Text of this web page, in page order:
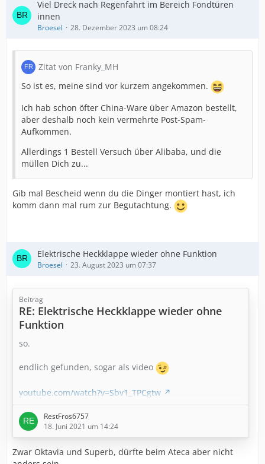
Viel Dreck nach Regenfahrt im Bereich Fondtüren
innen
Broesel 28. Dezember 2023 um 08:24
Zitat von Franky_MH
So ist es, meine sind vor kurzem angekommen.
Ich hab schon öfter China-Ware über Amazon bestellt,
aber deshalb noch kein vermehrte Post-Spam-
Aufkommen.
Allerdings 1 Bestell Versuch über Alibaba, und die
müllen Dich zu...
Gib mal Bescheid wenn du die Dinger montiert hast, ich
komm dann mal rum zur Begutachtung.
Elektrische Heckklappe wieder ohne Funktion
Broesel 23. August 2023 um 07:37
Beitrag
RE: Elektrische Heckklappe wieder ohne
Funktion
so.
endlich gefunden, sogar als video
youtube.com/watch?v=Sbv1_TPCgtw
RestFros6757
18. Juni 2021 um 14:24
Zwar Oktavia und Superb, dürfte beim Ateca aber nicht